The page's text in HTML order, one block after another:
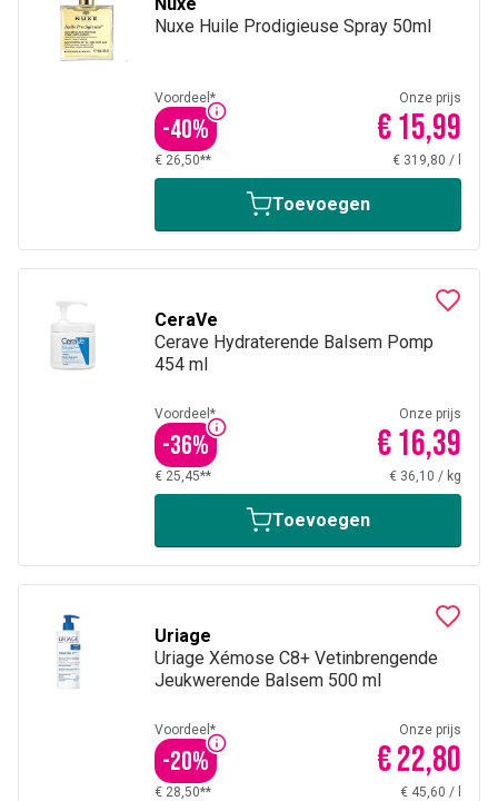
Nuxe Huile Prodigieuse Spray 50ml
Voordeel*
-40%
Onze prijs
€ 15,99
€ 26,50** € 319,80 /
Toevoegen
CeraVe
Cerave Hydraterende Balsem Pomp
454 ml
Voordeel*
-36%
Onze prijs
€ 16,39
€ 25,45** € 36,10 / kg
Toevoegen
Uriage
Uriage Xémose C8+ Vetinbrengende
Jeukwerende Balsem 500 ml
Voordeel*
-20%
Onze prijs
€ 22,80
€ 28,50** € 45,60 /